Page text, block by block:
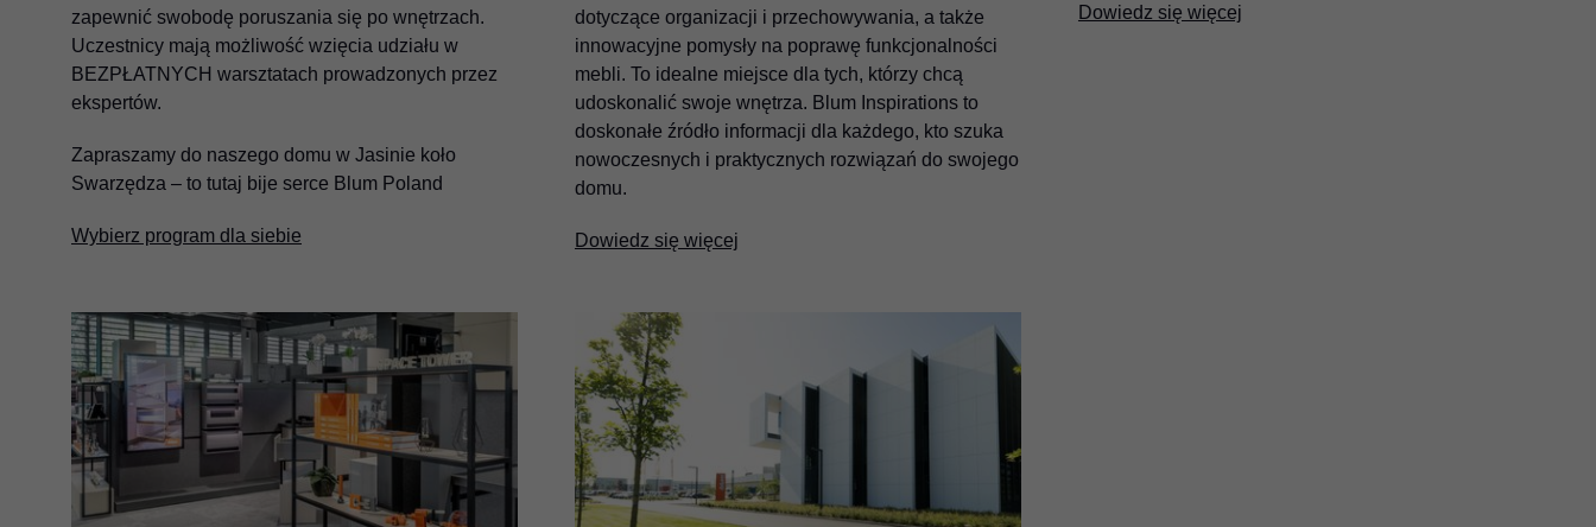
zapewnić swobodę poruszania się po wnętrzach.
Uczestnicy mają możliwość wzięcia udziału w
BEZPŁATNYCH warsztatach prowadzonych przez
ekspertów.
Zapraszamy do naszego domu w Jasinie koło
Swarzędza – to tutaj bije serce Blum Poland
Wybierz program dla siebie
dotyczące organizacji i przechowywania, a także
innowacyjne pomysły na poprawę funkcjonalności
mebli. To idealne miejsce dla tych, którzy chcą
udoskonalić swoje wnętrza. Blum Inspirations to
doskonałe źródło informacji dla każdego, kto szuka
nowoczesnych i praktycznych rozwiązań do swojego
domu.
Dowiedz się więcej
Dowiedz się więcej